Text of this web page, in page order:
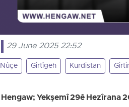
29 June 2025 22:52
Nûçe Girtîgeh Kurdistan
Hengaw; Yekşemî 29ê Hezîrana